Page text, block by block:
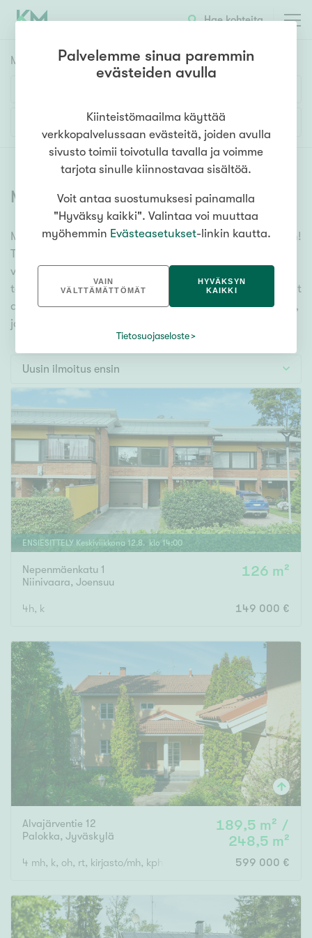
Hae kohteita
Myyntikohteet
1h 2h 3h 4h 5h+
Asuntotyyppi
Kerros-/luhtitalo
Rivitalo/paritalo
Omakoti-/erillistalo
Maa- tai metsätila
Vapaa-ajan asunto
Muut
Hinta
000 €
Pinta-ala
Asuinpinta-ala Kokonaispinta-ala
Rakennusvuosi
Uudiskohteet
Vain uudiskohteet Ei uudiskohteita
Arvokohteet
Vain arvokohteet Ei arvokohteita
Kunto
Hyvä
Lisää hakuehtoja
Myytävät asunnot (6356)
Meiltä löydät myytävät asunnot, oli tarpeesi mikä vain!
Tuhansien kohteiden ja satojen kiinteistönvälittäjien
verkostomme auttaa sinua kenties elämäsi
tärkeimmässä päätöksessä. Katso alta kaikki myytävät
asunnot. Hyödynnä myös kätevää hakutyökaluamme,
jonka avulla löydät omien toiveidesi mukaisen kodin.
Uusin ilmoitus ensin
ENSIESITTELY Keskiviikkona 12.8. klo 14:00
Nepenmäenkatu 1
Niinivaara, Joensuu
126 m²
4h, k 149 000 €
Alvajärventie 12
Palokka, Jyväskylä
189,5 m² /
248,5 m²
4 mh, k, oh, rt, kirjasto/mh, kph x 2, s, khh, 2x erill. wc, 3x vh
599 000 €
Palvelemme sinua paremmin
evästeiden avulla
Kiinteistömaailma käyttää
verkkopalvelussaan evästeitä, joiden avulla
sivusto toimii toivotulla tavalla ja voimme
tarjota sinulle kiinnostavaa sisältöä.
Voit antaa suostumuksesi painamalla
"Hyväksy kaikki". Valintaa voi muuttaa
myöhemmin Evästeasetukset-linkin kautta.
VAIN
VÄLTTÄMÄTTÖMÄT
HYVÄKSYN
KAIKKI
Tietosuojaseloste